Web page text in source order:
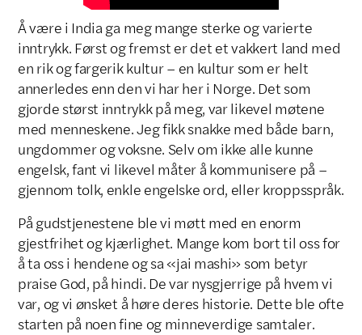
Å være i India ga meg mange sterke og varierte
inntrykk. Først og fremst er det et vakkert land med
en rik og fargerik kultur – en kultur som er helt
annerledes enn den vi har her i Norge. Det som
gjorde størst inntrykk på meg, var likevel møtene
med menneskene. Jeg fikk snakke med både barn,
ungdommer og voksne. Selv om ikke alle kunne
engelsk, fant vi likevel måter å kommunisere på –
gjennom tolk, enkle engelske ord, eller kroppsspråk.
På gudstjenestene ble vi møtt med en enorm
gjestfrihet og kjærlighet. Mange kom bort til oss for
å ta oss i hendene og sa «jai mashi» som betyr
praise God, på hindi. De var nysgjerrige på hvem vi
var, og vi ønsket å høre deres historie. Dette ble ofte
starten på noen fine og minneverdige samtaler.